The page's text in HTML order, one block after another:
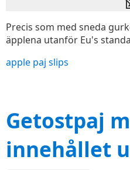
Precis som med sneda
äpplena utanför Eu's
apple paj slips
Getostpaj
innehållet